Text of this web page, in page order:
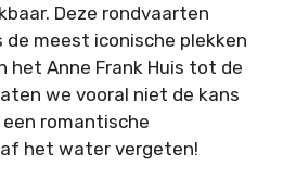
Deze rondvaarten
de meest iconische plekken
het Anne Frank Huis tot de
we vooral niet de kans
romantische
het water vergeten!